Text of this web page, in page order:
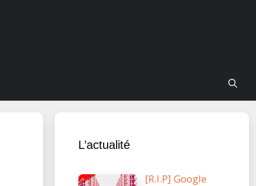
L’actualité
[R.I.P] Google